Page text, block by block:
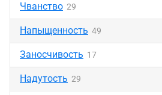
Чванство 29
Напыщенность 49
Заносчивость 17
Надутость 29